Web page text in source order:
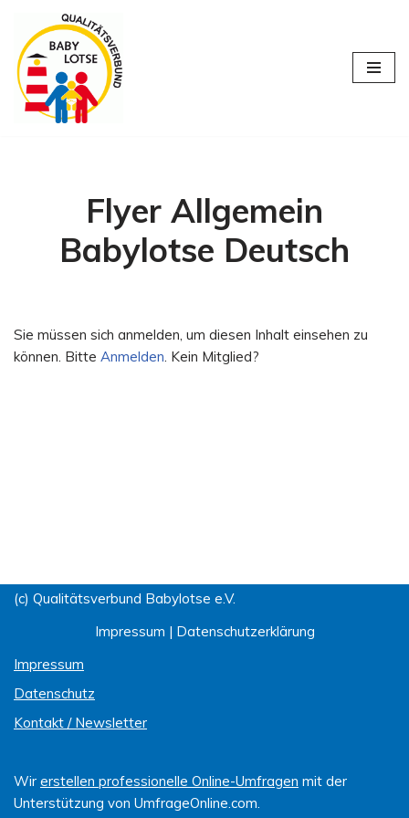
Zum
Inhalt
springen
Flyer Allgemein
Babylotse Deutsch
Sie müssen sich anmelden, um diesen Inhalt einsehen zu
können. Bitte Anmelden. Kein Mitglied?
(c) Qualitätsverbund Babylotse e.V.
Impressum | Datenschutzerklärung
Impressum
Datenschutz
Kontakt / Newsletter
Wir erstellen professionelle Online-Umfragen mit der
Unterstützung von UmfrageOnline.com.